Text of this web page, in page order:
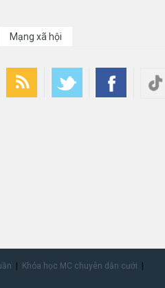
Mạng xã hội
Khóa học MC chuyên dẫn cưới